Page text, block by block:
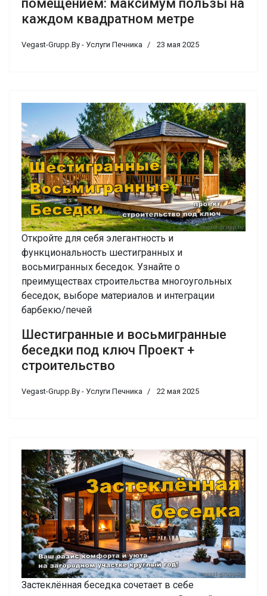
помещением: максимум пользы на
каждом квадратном метре
Vegast-Grupp.By - Услуги Печника 23 мая 2025
Откройте для себя элегантность и
функциональность шестигранных и
восьмигранных беседок. Узнайте о
преимуществах строительства многоугольных
беседок, выборе материалов и интеграции
барбекю/печей
Шестигранные и восьмигранные
беседки под ключ Проект +
строительство
Vegast-Grupp.By - Услуги Печника 22 мая 2025
Застеклённая беседка сочетает в себе